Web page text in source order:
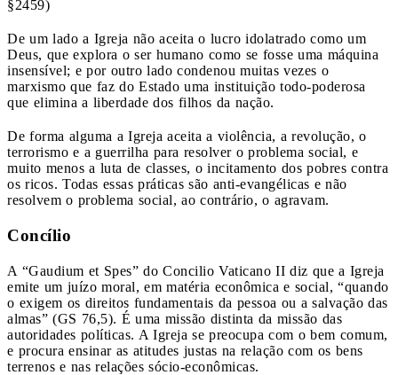
§2459)
De um lado a Igreja não aceita o lucro idolatrado como um
Deus, que explora o ser humano como se fosse uma máquina
insensível; e por outro lado condenou muitas vezes o
marxismo que faz do Estado uma instituição todo-poderosa
que elimina a liberdade dos filhos da nação.
De forma alguma a Igreja aceita a violência, a revolução, o
terrorismo e a guerrilha para resolver o problema social, e
muito menos a luta de classes, o incitamento dos pobres contra
os ricos. Todas essas práticas são anti-evangélicas e não
resolvem o problema social, ao contrário, o agravam.
Concílio
A “Gaudium et Spes” do Concilio Vaticano II diz que a Igreja
emite um juízo moral, em matéria econômica e social, “quando
o exigem os direitos fundamentais da pessoa ou a salvação das
almas” (GS 76,5). É uma missão distinta da missão das
autoridades políticas. A Igreja se preocupa com o bem comum,
e procura ensinar as atitudes justas na relação com os bens
terrenos e nas relações sócio-econômicas.